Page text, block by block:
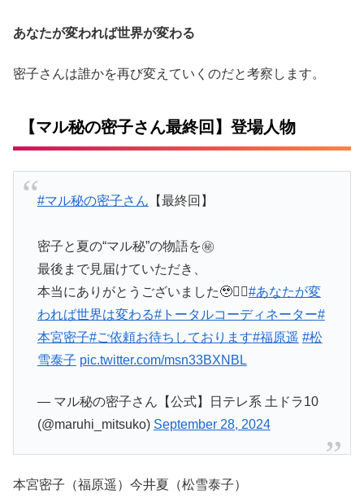
あなたが変われば世界が変わる
密子さんは誰かを再び変えていくのだと考察します。
【マル秘の密子さん最終回】登場人物
#マル秘の密子さん 【最終回】
密子と夏の“マル秘”の物語を㊙️
最後まで見届けていただき、
本当にありがとうございました🥹🙇‍♀️#あなたが変
われば世界は変わる#トータルコーディネーター#
本宮密子#ご依頼お待ちしております#福原遥 #松
雪泰子 pic.twitter.com/msn33BXNBL
— マル秘の密子さん【公式】日テレ系 土ドラ10
(@maruhi_mitsuko) September 28, 2024
本宮密子（福原遥）今井夏（松雪泰子）